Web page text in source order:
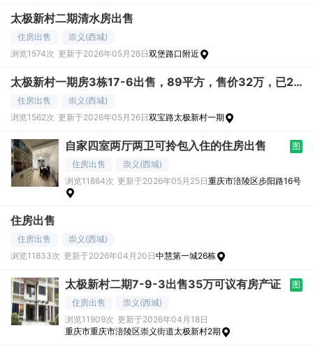
太极新村二期清水房出售
住房出售
崇义(西城)
浏览1574次 更新于2026年05月28日双堡路口附近
太极新村一期房3栋17-6出售，89平方，售价32万，已2
年
住房出售
崇义(西城)
浏览1562次 更新于2026年05月26日双宝路太极新村一期
自家四室两厅两卫可拎包入住的住房出售
图
住房出售
崇义(西城)
浏览11864次 更新于2026年05月25日重庆市涪陵区步阳路16号
住房出售
住房出售
崇义(西城)
浏览11833次 更新于2026年04月20日中慧第一城26栋
太极新村二期7-9-3出售35万可议有房产证
图
住房出售
崇义(西城)
浏览11909次 更新于2026年04月18日
重庆市重庆市涪陵区崇义街道太极新村2期